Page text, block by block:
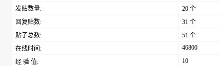
发贴数量:
20 个
回复贴数:
31 个
贴子总数:
51 个
在线时间:
46800
经 验 值:
10